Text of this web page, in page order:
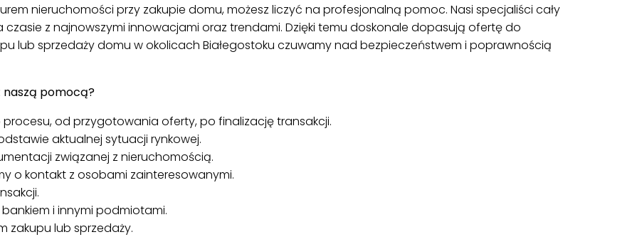
nieruchomości przy zakupie domu, możesz liczyć na profesjonalną pomoc. Nasi specjaliści cały
z najnowszymi innowacjami oraz trendami. Dzięki temu doskonale dopasują ofertę do
lub sprzedaży domu w okolicach Białegostoku czuwamy nad bezpieczeństwem i poprawnością
naszą pomocą?
od przygotowania oferty, po finalizację transakcji.
aktualnej sytuacji rynkowej.
związanej z nieruchomością.
o kontakt z osobami zainteresowanymi.
i innymi podmiotami.
zakupu lub sprzedaży.